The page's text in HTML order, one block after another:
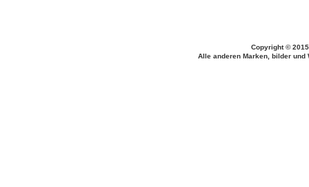
Copyright ©
Alle anderen Marken, bilder und